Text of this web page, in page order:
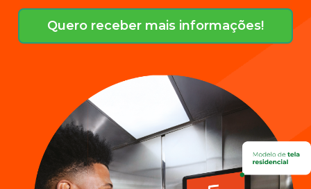
Quero receber mais informações!